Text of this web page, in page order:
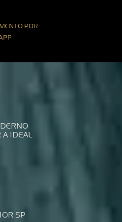
POR
A IDEAL
SP